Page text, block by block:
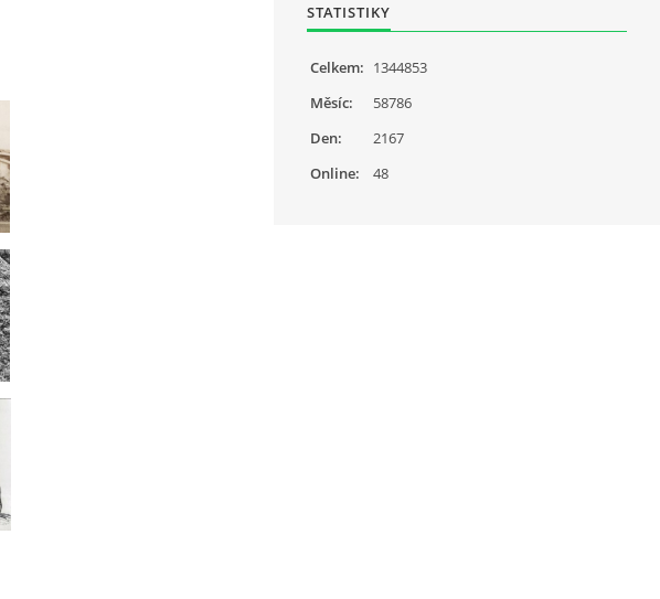
STATISTIKY
Online: 48
Celkem: 1344853
Měsíc:
58786
Den:
2167